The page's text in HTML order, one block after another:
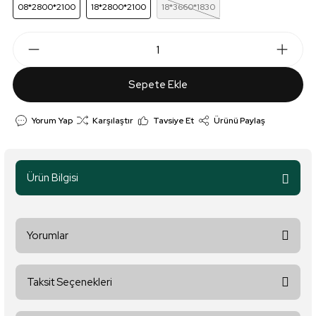
08*2800*2100 18*2800*2100 18*3660*1830
Sepete Ekle
Yorum Yap Karşılaştır Tavsiye Et Ürünü Paylaş
Ürün Bilgisi
Yorumlar
Taksit Seçenekleri